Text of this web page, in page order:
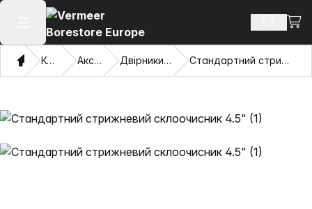
Відкрити головне меню Пошук
ДімКаталог Аксесуари Двірники з стрижнями Стандартний стрижневий склоочисник 4.5"